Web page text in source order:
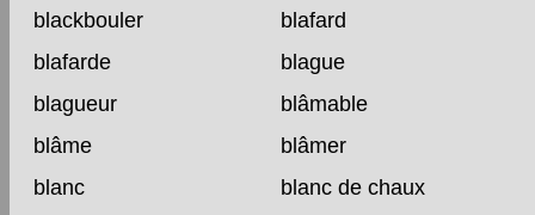
blackbouler
blafard
blafarde
blague
blagueur
blâmable
blâme
blâmer
blanc
blanc de chaux